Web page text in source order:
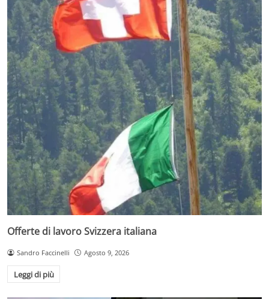
Offerte di lavoro Svizzera italiana
Sandro Faccinelli Agosto 9, 2026
Leggi di più